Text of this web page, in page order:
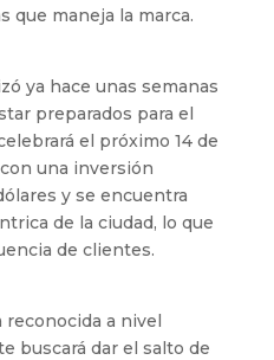
que maneja la marca.
ya hace unas semanas
preparados para el
el próximo 14 de
una inversión
y se encuentra
de la ciudad, lo que
de clientes.
a nivel
buscará dar el salto de